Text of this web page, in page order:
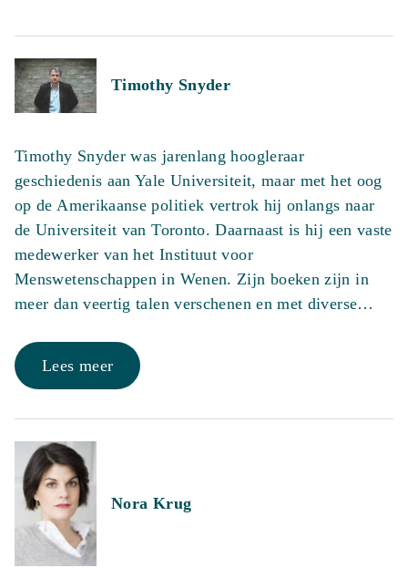
Timothy Snyder
Timothy Snyder was jarenlang hoogleraar
geschiedenis aan Yale Universiteit, maar met het oog
op de Amerikaanse politiek vertrok hij onlangs naar
de Universiteit van Toronto. Daarnaast is hij een vaste
medewerker van het Instituut voor
Menswetenschappen in Wenen. Zijn boeken zijn in
meer dan veertig talen verschenen en met diverse…
Lees meer
Nora Krug